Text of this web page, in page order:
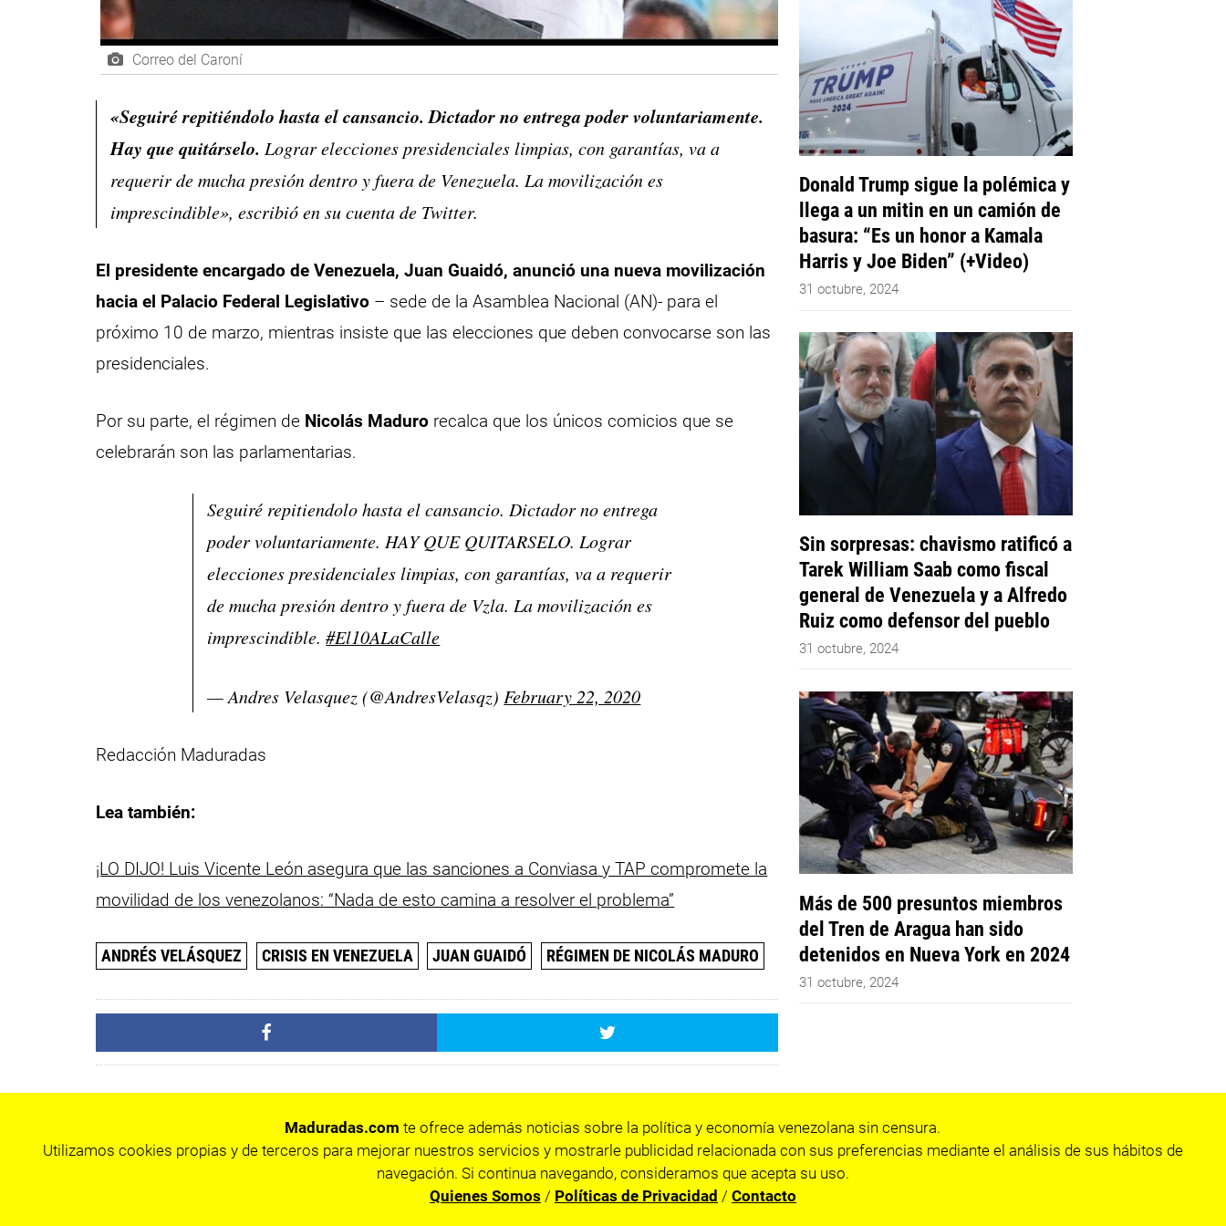
Correo del Caroní
«Seguiré repitiéndolo hasta el cansancio. Dictador no entrega poder voluntariamente.
Hay que quitárselo.Lograr elecciones presidenciales limpias, con garantías, va a
requerir de mucha presión dentro y fuera de Venezuela. La movilización es
imprescindible», escribió en su cuenta de Twitter.
El presidente encargado de Venezuela, Juan Guaidó, anunció una nueva movilización
hacia el Palacio Federal Legislativo – sede de la Asamblea Nacional (AN)- para el
próximo 10 de marzo, mientras insiste que las elecciones que deben convocarse son las
presidenciales.
Por su parte, el régimen de Nicolás Maduro recalca que los únicos comicios que se
celebrarán son las parlamentarias.
Seguiré repitiendolo hasta el cansancio. Dictador no entrega
poder voluntariamente. HAY QUE QUITARSELO. Lograr
elecciones presidenciales limpias, con garantías, va a requerir
de mucha presión dentro y fuera de Vzla. La movilización es
imprescindible.#El10ALaCalle
— Andres Velasquez (@AndresVelasqz)February 22, 2020
Redacción Maduradas
Lea también:
¡LO DIJO! Luis Vicente León asegura que las sanciones a Conviasa y TAP compromete la
movilidad de los venezolanos: “Nada de esto camina a resolver el problema”
ANDRÉS VELÁSQUEZ CRISIS EN VENEZUELA JUAN GUAIDÓ RÉGIMEN DE NICOLÁS MADURO
Donald Trump sigue la polémica y
llega a un mitin en un camión de
basura: “Es un honor a Kamala
Harris y Joe Biden” (+Video)
31 octubre, 2024
Sin sorpresas: chavismo ratificó a
Tarek William Saab como fiscal
general de Venezuela y a Alfredo
Ruiz como defensor del pueblo
31 octubre, 2024
Más de 500 presuntos miembros
del Tren de Aragua han sido
detenidos en Nueva York en 2024
31 octubre, 2024
Maduradas.com te ofrece además noticias sobre la política y economía venezolana sin censura.
Utilizamos cookies propias y de terceros para mejorar nuestros servicios y mostrarle publicidad relacionada con sus preferencias mediante el análisis de sus hábitos de
navegación. Si continua navegando, consideramos que acepta su uso.
Quienes Somos / Políticas de Privacidad / Contacto